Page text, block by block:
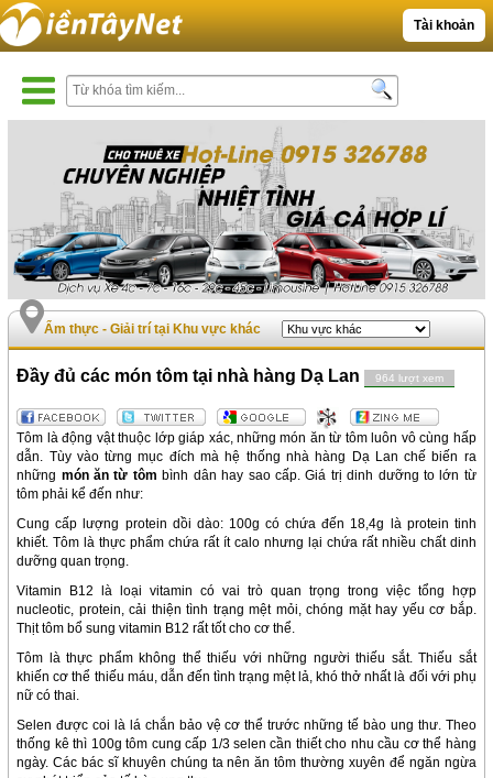
Tài khoản
Ẩm thực - Giải trí tại Khu vực khác
Đầy đủ các món tôm tại nhà hàng Dạ Lan 964 lượt xem
Tôm là động vật thuộc lớp giáp xác, những món ăn từ tôm luôn vô cùng hấp
dẫn. Tùy vào từng mục đích mà hệ thống nhà hàng Dạ Lan chế biến ra
những món ăn từ tôm bình dân hay sao cấp. Giá trị dinh dưỡng to lớn từ
tôm phải kể đến như:
Cung cấp lượng protein dồi dào: 100g có chứa đến 18,4g là protein tinh
khiết. Tôm là thực phẩm chứa rất ít calo nhưng lại chứa rất nhiều chất dinh
dưỡng quan trọng.
Vitamin B12 là loại vitamin có vai trò quan trọng trong việc tổng hợp
nucleotic, protein, cải thiện tình trạng mệt mỏi, chóng mặt hay yếu cơ bắp.
Thịt tôm bổ sung vitamin B12 rất tốt cho cơ thể.
Tôm là thực phẩm không thể thiếu với những người thiếu sắt. Thiếu sắt
khiến cơ thể thiếu máu, dẫn đến tình trạng mệt lả, khó thở nhất là đối với phụ
nữ có thai.
Selen được coi là lá chắn bảo vệ cơ thể trước những tế bào ung thư. Theo
thống kê thì 100g tôm cung cấp 1/3 selen cần thiết cho nhu cầu cơ thể hàng
ngày. Các bác sĩ khuyên chúng ta nên ăn tôm thường xuyên để ngăn ngừa